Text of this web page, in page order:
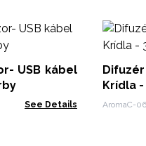
USB kábel
See Details
Krídla
AromaC-06